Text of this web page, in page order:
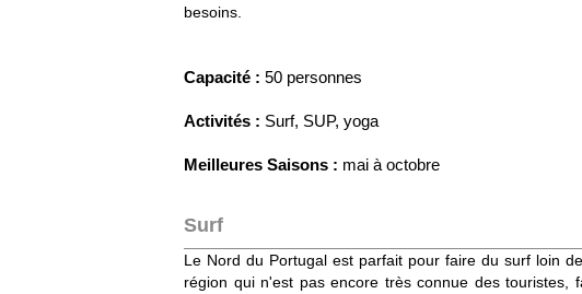
besoins.
Capacité : 50 personnes
Activités : Surf, SUP, yoga
Meilleures Saisons : mai à octobre
Surf
Le Nord du Portugal est parfait pour faire du surf loin
région qui n'est pas encore très connue des touristes,